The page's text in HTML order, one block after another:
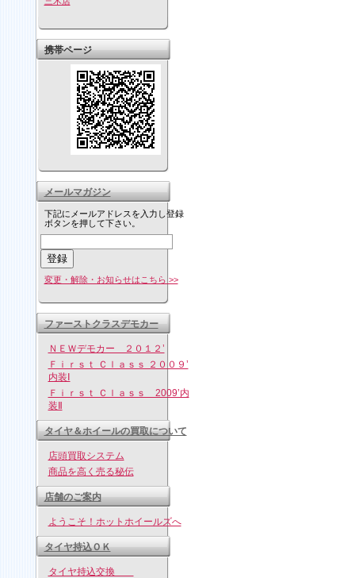
携帯ページ
メールマガジン
下記にメールアドレスを入力し登録
ボタンを押して下さい。
変更・解除・お知らせはこちら >>
ファーストクラスデモカー
ＮＥＷデモカー ２０１２’
Ｆｉｒｓｔ Ｃｌａｓｓ ２００９’
内装Ⅰ
Ｆｉｒｓｔ Ｃｌａｓｓ 2009’内
装Ⅱ
タイヤ＆ホイールの買取について
店頭買取システム
商品を高く売る秘伝
店舗のご案内
ようこそ！ホットホイールズへ
タイヤ持込ＯＫ
タイヤ持込交換